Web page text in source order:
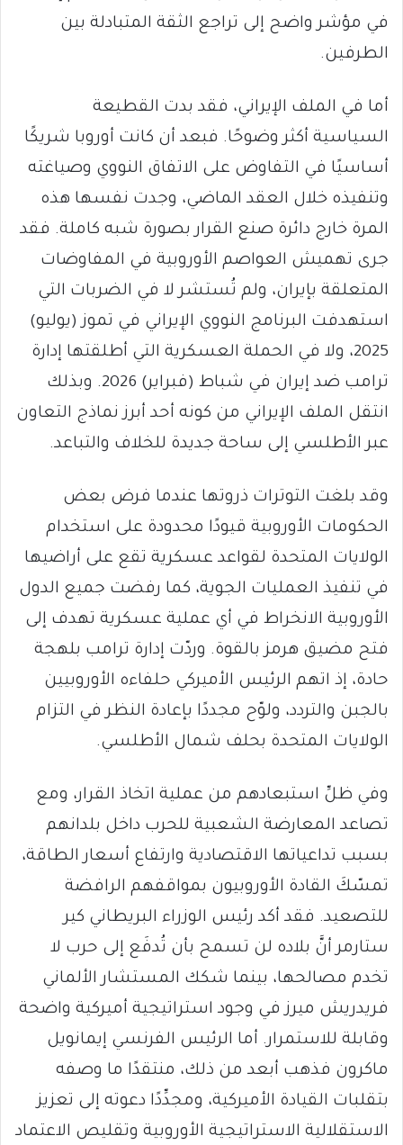
في مؤشر واضح إلى تراجع الثقة المتبادلة بين
الطرفين.
أما في الملف الإيراني، فقد بدت القطيعة
السياسية أكثر وضوحًا. فبعد أن كانت أوروبا شريكًا
أساسيًا في التفاوض على الاتفاق النووي وصياغته
وتنفيذه خلال العقد الماضي، وجدت نفسها هذه
المرة خارج دائرة صنع القرار بصورة شبه كاملة. فقد
جرى تهميش العواصم الأوروبية في المفاوضات
المتعلقة بإيران، ولم تُستشر لا في الضربات التي
استهدفت البرنامج النووي الإيراني في تموز (يوليو)
2025، ولا في الحملة العسكرية التي أطلقتها إدارة
ترامب ضد إيران في شباط (فبراير) 2026. وبذلك
انتقل الملف الإيراني من كونه أحد أبرز نماذج التعاون
عبر الأطلسي إلى ساحة جديدة للخلاف والتباعد.
وقد بلغت التوترات ذروتها عندما فرض بعض
الحكومات الأوروبية قيودًا محدودة على استخدام
الولايات المتحدة لقواعد عسكرية تقع على أراضيها
في تنفيذ العمليات الجوية، كما رفضت جميع الدول
الأوروبية الانخراط في أي عملية عسكرية تهدف إلى
فتح مضيق هرمز بالقوة. وردّت إدارة ترامب بلهجة
حادة، إذ اتهم الرئيس الأميركي حلفاءه الأوروبيين
بالجبن والتردد، ولوّح مجددًا بإعادة النظر في التزام
الولايات المتحدة بحلف شمال الأطلسي.
وفي ظلِّ استبعادهم من عملية اتخاذ القرار، ومع
تصاعد المعارضة الشعبية للحرب داخل بلدانهم
بسبب تداعياتها الاقتصادية وارتفاع أسعار الطاقة،
تمسّكَ القادة الأوروبيون بمواقفهم الرافضة
للتصعيد. فقد أكد رئيس الوزراء البريطاني كير
ستارمر أنَّ بلاده لن تسمح بأن تُدفَع إلى حرب لا
تخدم مصالحها، بينما شكك المستشار الألماني
فريدريش ميرز في وجود استراتيجية أميركية واضحة
وقابلة للاستمرار. أما الرئيس الفرنسي إيمانويل
ماكرون فذهب أبعد من ذلك، منتقدًا ما وصفه
بتقلبات القيادة الأميركية، ومجدِّدًا دعوته إلى تعزيز
الاستقلالية الاستراتيجية الأوروبية وتقليص الاعتماد